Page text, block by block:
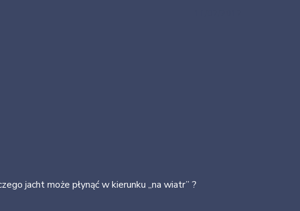
jacht może płynąć w kierunku „na wiatr” ?